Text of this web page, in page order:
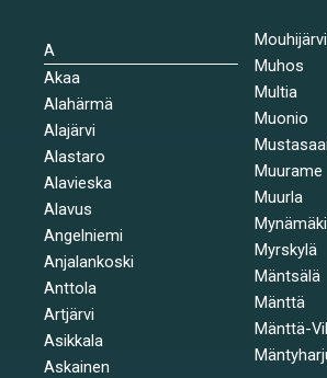
A
Akaa
Alahärmä
Alajärvi
Alastaro
Alavieska
Alavus
Angelniemi
Anjalankoski
Anttola
Artjärvi
Asikkala
Askainen
Mouhijärvi
Muhos
Multia
Muonio
Muurame
Muurla
Mynämäki
Myrskylä
Mäntsälä
Mänttä
Mänttä-